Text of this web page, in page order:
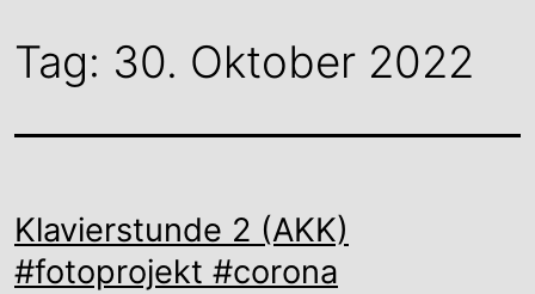
Tag: 30. Oktober 2022
Klavierstunde 2 (AKK)
#fotoprojekt #corona